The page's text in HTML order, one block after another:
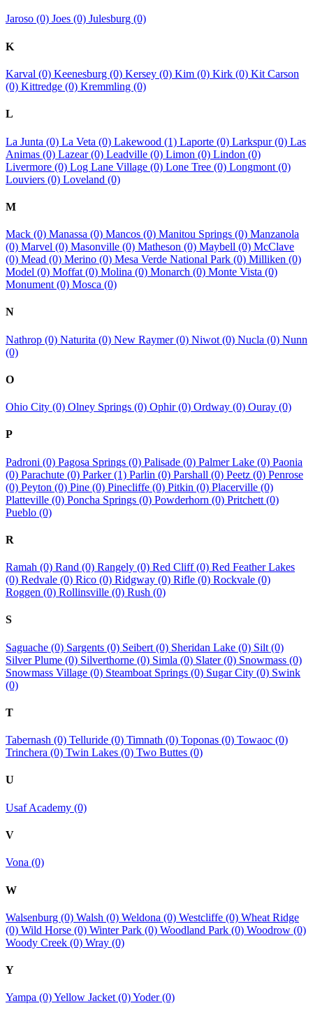
Jaroso (0) Joes (0) Julesburg (0)
K
Karval (0) Keenesburg (0) Kersey (0) Kim (0) Kirk (0) Kit Carson
(0) Kittredge (0) Kremmling (0)
L
La Junta (0) La Veta (0) Lakewood (1) Laporte (0) Larkspur (0) Las
Animas (0) Lazear (0) Leadville (0) Limon (0) Lindon (0)
Livermore (0) Log Lane Village (0) Lone Tree (0) Longmont (0)
Louviers (0) Loveland (0)
M
Mack (0) Manassa (0) Mancos (0) Manitou Springs (0) Manzanola
(0) Marvel (0) Masonville (0) Matheson (0) Maybell (0) McClave
(0) Mead (0) Merino (0) Mesa Verde National Park (0) Milliken (0)
Model (0) Moffat (0) Molina (0) Monarch (0) Monte Vista (0)
Monument (0) Mosca (0)
N
Nathrop (0) Naturita (0) New Raymer (0) Niwot (0) Nucla (0) Nunn
(0)
O
Ohio City (0) Olney Springs (0) Ophir (0) Ordway (0) Ouray (0)
P
Padroni (0) Pagosa Springs (0) Palisade (0) Palmer Lake (0) Paonia
(0) Parachute (0) Parker (1) Parlin (0) Parshall (0) Peetz (0) Penrose
(0) Peyton (0) Pine (0) Pinecliffe (0) Pitkin (0) Placerville (0)
Platteville (0) Poncha Springs (0) Powderhorn (0) Pritchett (0)
Pueblo (0)
R
Ramah (0) Rand (0) Rangely (0) Red Cliff (0) Red Feather Lakes
(0) Redvale (0) Rico (0) Ridgway (0) Rifle (0) Rockvale (0)
Roggen (0) Rollinsville (0) Rush (0)
S
Saguache (0) Sargents (0) Seibert (0) Sheridan Lake (0) Silt (0)
Silver Plume (0) Silverthorne (0) Simla (0) Slater (0) Snowmass (0)
Snowmass Village (0) Steamboat Springs (0) Sugar City (0) Swink
(0)
T
Tabernash (0) Telluride (0) Timnath (0) Toponas (0) Towaoc (0)
Trinchera (0) Twin Lakes (0) Two Buttes (0)
U
Usaf Academy (0)
V
Vona (0)
W
Walsenburg (0) Walsh (0) Weldona (0) Westcliffe (0) Wheat Ridge
(0) Wild Horse (0) Winter Park (0) Woodland Park (0) Woodrow (0)
Woody Creek (0) Wray (0)
Y
Yampa (0)Yellow Jacket (0)Yoder (0)